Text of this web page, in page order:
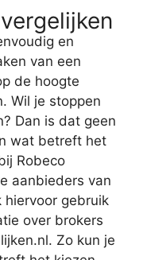
en
van een
de hoogte
Wil je stoppen
Dan is dat geen
wat betreft het
Robeco
aanbieders van
hiervoor gebruik
over brokers
Zo kun je